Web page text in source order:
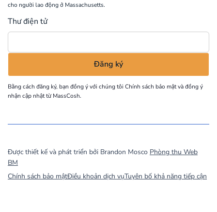
cho người lao động ở Massachusetts.
Thư điện tử
Bằng cách đăng ký, bạn đồng ý với chúng tôi Chính sách bảo mậtvà đồng ý
nhận cập nhật từ MassCosh.
Được thiết kế và phát triển bởi Brandon Mosco Phòng thu Web
BM
Chính sách bảo mậtĐiều khoản dịch vụTuyên bố khả năng tiếp cận